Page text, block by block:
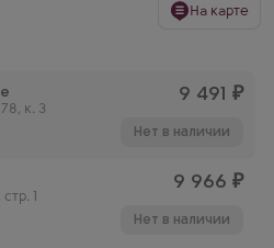
На карте
к. 3
9 491 ₽
Нет в наличии
1
9 966 ₽
Нет в наличии